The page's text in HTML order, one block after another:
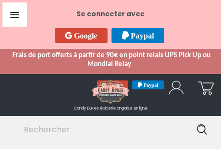
Se connecter avec
Google Paypal
Frais de port offerts à partir de 90€ en point relais UPS Pick Up ou
Mondial Relay

Google Paypal
Candy Dukes épicerie anglaise en ligne